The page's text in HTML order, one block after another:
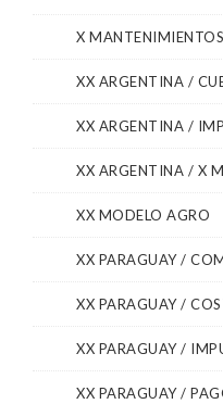
X MANTENIMIENTOS
XX ARGENTINA /
XX ARGENTINA /
XX ARGENTINA / X
XX MODELO AGRO
XX PARAGUAY /
XX PARAGUAY /
XX PARAGUAY /
XX PARAGUAY /